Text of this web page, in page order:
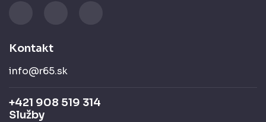
Kontakt
info@r65.sk
+421 908 519 314
Služby